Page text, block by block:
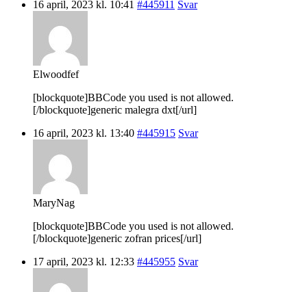
16 april, 2023 kl. 10:41 #445911 Svar
Elwoodfef
[blockquote]BBCode you used is not allowed.
[/blockquote]generic malegra dxt[/url]
16 april, 2023 kl. 13:40 #445915 Svar
MaryNag
[blockquote]BBCode you used is not allowed.
[/blockquote]generic zofran prices[/url]
17 april, 2023 kl. 12:33 #445955 Svar